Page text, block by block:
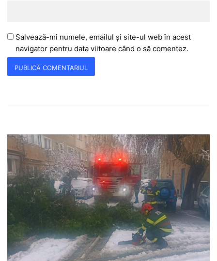
Salvează-mi numele, emailul și site-ul web în acest
navigator pentru data viitoare când o să comentez.